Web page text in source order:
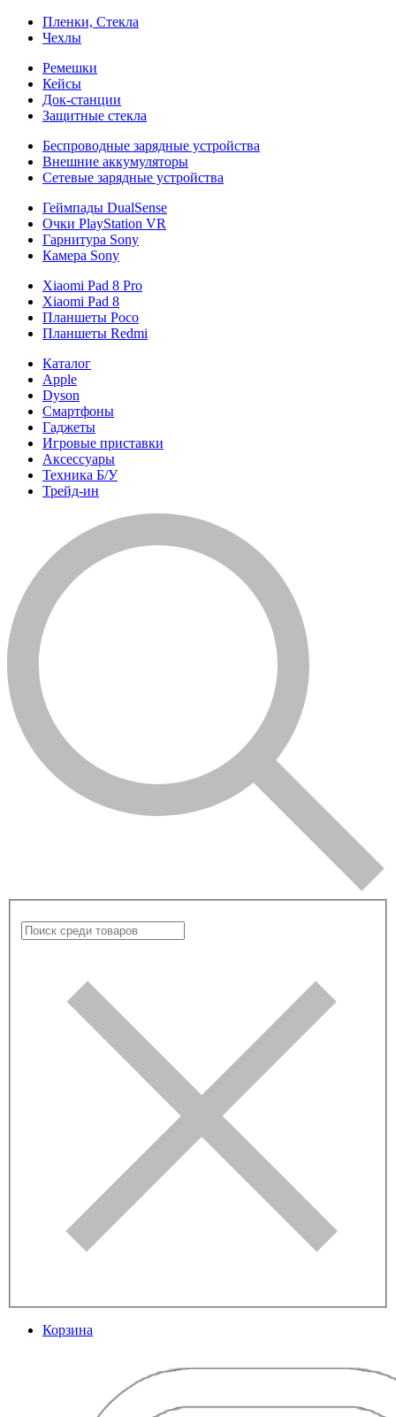
Пленки, Стекла
Чехлы
Ремешки
Кейсы
Док-станции
Защитные стекла
Беспроводные зарядные устройства
Внешние аккумуляторы
Сетевые зарядные устройства
Геймпады DualSense
Очки PlayStation VR
Гарнитура Sony
Камера Sony
Xiaomi Pad 8 Pro
Xiaomi Pad 8
Планшеты Poco
Планшеты Redmi
Каталог
Apple
Dyson
Смартфоны
Гаджеты
Игровые приставки
Аксессуары
Техника Б/У
Трейд-ин
Корзина